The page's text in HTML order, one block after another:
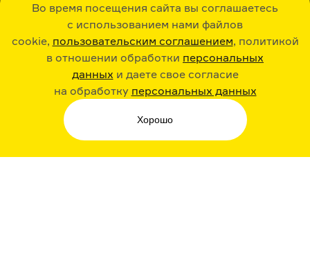
Во время посещения сайта вы соглашаетесь
с использованием нами файлов
cookie, пользовательским соглашением, политикой
в отношении обработки персональных
данных и даете свое согласие
на обработку персональных данных
Хорошо
РАДИО ARZAMAS ГУСЬГУСЬ
СТИКЕРЫ ARZAMAS